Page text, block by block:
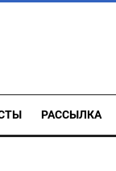
РАССЫЛКА